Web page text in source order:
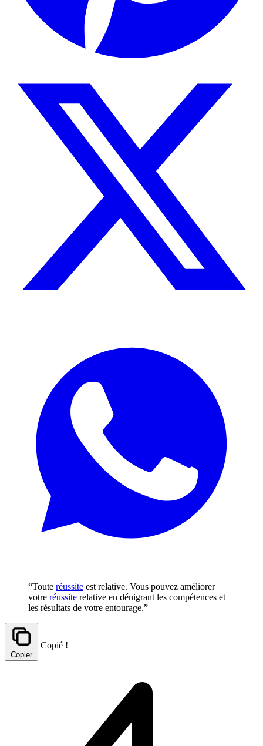
“Toute réussite est relative. Vous pouvez améliorer
votre réussite relative en dénigrant les compétences et
les résultats de votre entourage.”
Copier
Copié !